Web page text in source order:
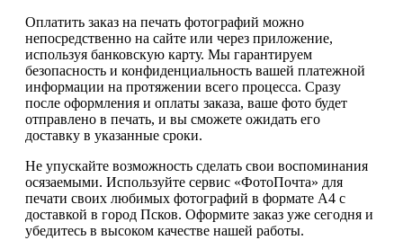
Оплатить заказ на печать фотографий можно
непосредственно на сайте или через приложение,
используя банковскую карту. Мы гарантируем
безопасность и конфиденциальность вашей платежной
информации на протяжении всего процесса. Сразу
после оформления и оплаты заказа, ваше фото будет
отправлено в печать, и вы сможете ожидать его
доставку в указанные сроки.
Не упускайте возможность сделать свои воспоминания
осязаемыми. Используйте сервис «ФотоПочта» для
печати своих любимых фотографий в формате А4 с
доставкой в город Псков. Оформите заказ уже сегодня и
убедитесь в высоком качестве нашей работы.